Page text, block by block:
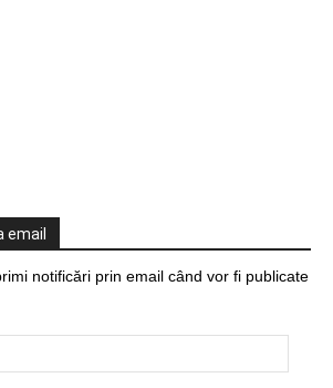
email
notificări prin email când vor fi publicate